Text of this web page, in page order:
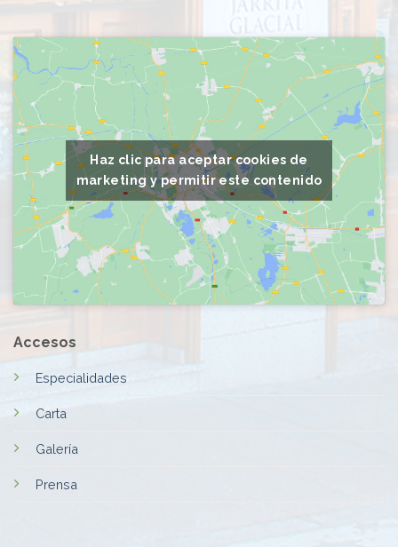
Haz clic para aceptar cookies de
marketing y permitir este contenido
Accesos
Especialidades
Carta
Galería
Prensa